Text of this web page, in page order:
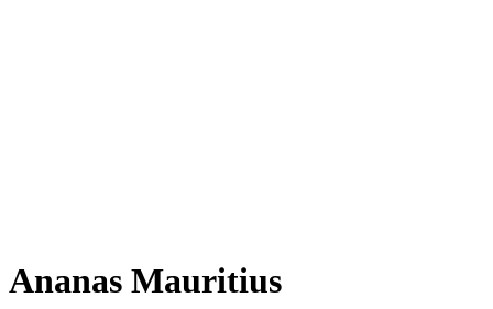
Ananas Mauritius